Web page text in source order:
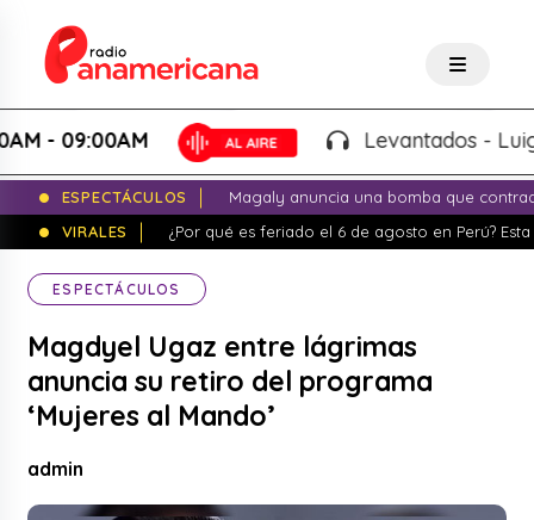
Levantados - Luigui
ESPECTÁCULOS
Magaly anuncia una bomba que
VIRALES
¿Por qué es feriado el 6 de agosto en Perú?
ESPECTÁCULOS
Magdyel Ugaz entre lágrimas
anuncia su retiro del programa
‘Mujeres al Mando’
admin